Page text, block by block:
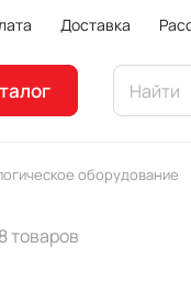
Доставка
оборудование
товаров